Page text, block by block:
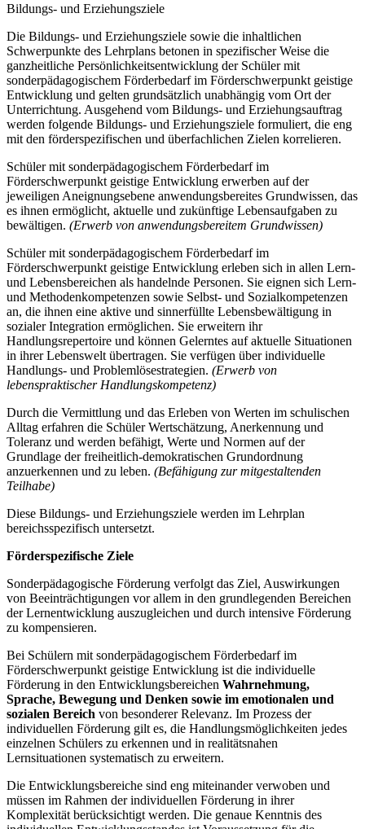
Bildungs- und Erziehungsziele
Die Bildungs- und Erziehungsziele sowie die inhaltlichen
Schwerpunkte des Lehrplans betonen in spezifischer Weise die
ganzheitliche Persönlichkeitsentwicklung der Schüler mit
sonderpädagogischem Förderbedarf im Förderschwerpunkt geistige
Entwicklung und gelten grundsätzlich unabhängig vom Ort der
Unterrichtung. Ausgehend vom Bildungs- und Erziehungsauftrag
werden folgende Bildungs- und Erziehungsziele formuliert, die eng
mit den förderspezifischen und überfachlichen Zielen korrelieren.
Schüler mit sonderpädagogischem Förderbedarf im
Förderschwerpunkt geistige Entwicklung erwerben auf der
jeweiligen Aneignungsebene anwendungsbereites Grundwissen, das
es ihnen ermöglicht, aktuelle und zukünftige Lebensaufgaben zu
bewältigen. (Erwerb von anwendungsbereitem Grundwissen)
Schüler mit sonderpädagogischem Förderbedarf im
Förderschwerpunkt geistige Entwicklung erleben sich in allen Lern-
und Lebensbereichen als handelnde Personen. Sie eignen sich Lern-
und Methodenkompetenzen sowie Selbst- und Sozialkompetenzen
an, die ihnen eine aktive und sinnerfüllte Lebensbewältigung in
sozialer Integration ermöglichen. Sie erweitern ihr
Handlungsrepertoire und können Gelerntes auf aktuelle Situationen
in ihrer Lebenswelt übertragen. Sie verfügen über individuelle
Handlungs- und Problemlösestrategien. (Erwerb von
lebenspraktischer Handlungskompetenz)
Durch die Vermittlung und das Erleben von Werten im schulischen
Alltag erfahren die Schüler Wertschätzung, Anerkennung und
Toleranz und werden befähigt, Werte und Normen auf der
Grundlage der freiheitlich-demokratischen Grundordnung
anzuerkennen und zu leben. (Befähigung zur mitgestaltenden
Teilhabe)
Diese Bildungs- und Erziehungsziele werden im Lehrplan
bereichsspezifisch untersetzt.
Förderspezifische Ziele
Sonderpädagogische Förderung verfolgt das Ziel, Auswirkungen
von Beeinträchtigungen vor allem in den grundlegenden Bereichen
der Lernentwicklung auszugleichen und durch intensive Förderung
zu kompensieren.
Bei Schülern mit sonderpädagogischem Förderbedarf im
Förderschwerpunkt geistige Entwicklung ist die individuelle
Förderung in den Entwicklungsbereichen Wahrnehmung,
Sprache, Bewegung und Denken sowie im emotionalen und
sozialen Bereich von besonderer Relevanz. Im Prozess der
individuellen Förderung gilt es, die Handlungsmöglichkeiten jedes
einzelnen Schülers zu erkennen und in realitätsnahen
Lernsituationen systematisch zu erweitern.
Die Entwicklungsbereiche sind eng miteinander verwoben und
müssen im Rahmen der individuellen Förderung in ihrer
Komplexität berücksichtigt werden. Die genaue Kenntnis des